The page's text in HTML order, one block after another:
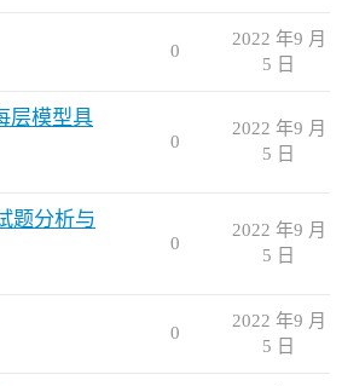
0
2022 年9 月
5 日
层模型具
0
2022 年9 月
5 日
题分析与
0
2022 年9 月
5 日
0
2022 年9 月
5 日